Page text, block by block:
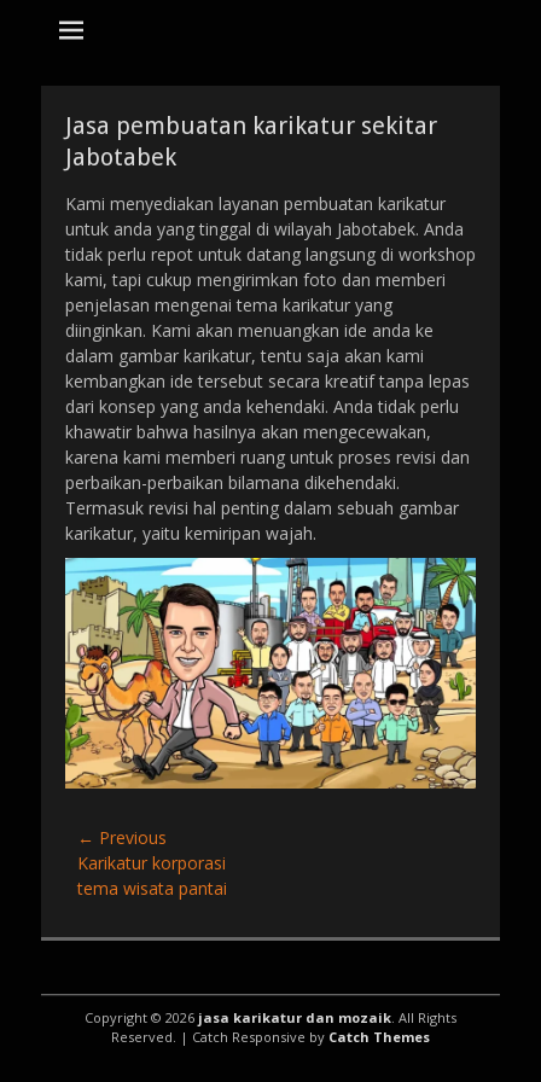
Jasa pembuatan karikatur sekitar
Jabotabek
Kami menyediakan layanan pembuatan karikatur
untuk anda yang tinggal di wilayah Jabotabek. Anda
tidak perlu repot untuk datang langsung di workshop
kami, tapi cukup mengirimkan foto dan memberi
penjelasan mengenai tema karikatur yang
diinginkan. Kami akan menuangkan ide anda ke
dalam gambar karikatur, tentu saja akan kami
kembangkan ide tersebut secara kreatif tanpa lepas
dari konsep yang anda kehendaki. Anda tidak perlu
khawatir bahwa hasilnya akan mengecewakan,
karena kami memberi ruang untuk proses revisi dan
perbaikan-perbaikan bilamana dikehendaki.
Termasuk revisi hal penting dalam sebuah gambar
karikatur, yaitu kemiripan wajah.
Post
navigation
← Previous
Previous
post:
Karikatur korporasi
tema wisata pantai
Copyright © 2026 jasa karikatur dan mozaik. All Rights
Reserved. | Catch Responsive by Catch Themes